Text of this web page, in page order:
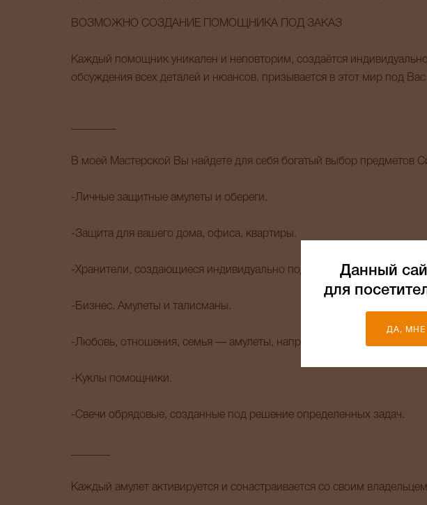
ВОЗМОЖНО СОЗДАНИЕ ПОМОЩНИКА ПОД ЗАКАЗ
Каждый помощник уникален и неповторим, создаётся
обсуждения всех деталей и нюансов, призывается в этот мир под
В моей Мастерской Вы найдете для себя богатый выбор предметов
-Личные защитные амулеты и обереги.
-Защита для вашего дома, офиса, квартиры.
-Хранители, создающиеся индивидуально под заказ.
-Бизнес. Амулеты и талисманы.
-Любовь, отношения, семья — амулеты, направленные на эти области
-Куклы помощники.
-Свечи обрядовые, созданные под решение определенных задач.
Каждый амулет активируется и сонастраивается со своим
Данный
для
ДА, МНЕ